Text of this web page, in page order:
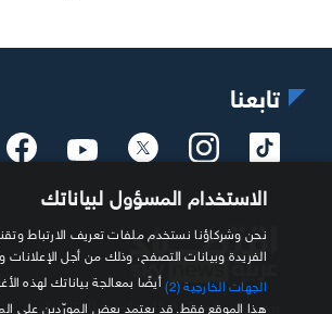
تابعنا
مصدرك الموثوق للمعلومة الاقتصادية
الاستخدام المسؤول لبياناتك
الفريدة وبيانات التصفح، وذلك من أجل
الجهات الخارجية (2)
أيضًا بمعالجة بياناتك لهذه
هذا الموقع فقط. قد يعتمد بعض المورّدين على